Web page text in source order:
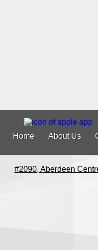
Home About Us
#2090, Aberdeen